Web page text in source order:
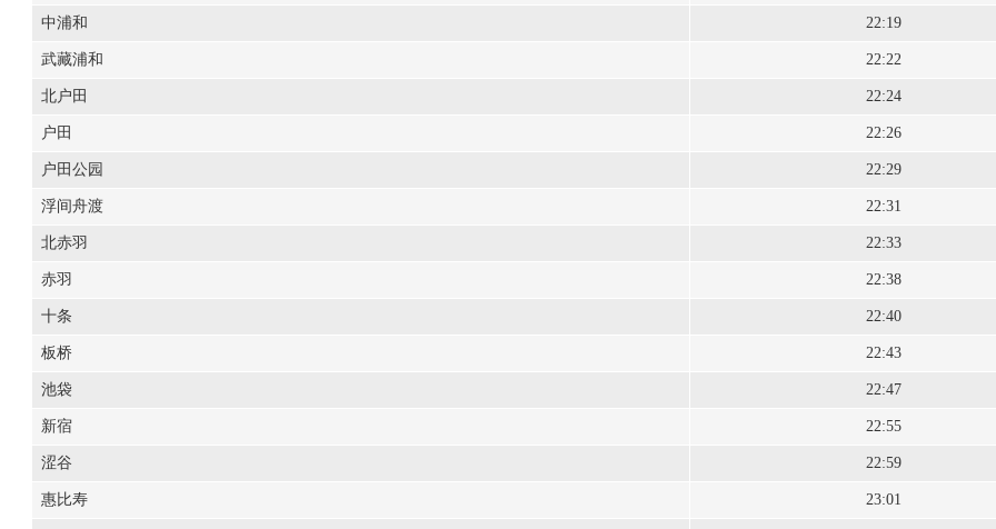
中浦和 22:19
武藏浦和 22:22
北户田 22:24
户田 22:26
户田公园 22:29
浮间舟渡 22:31
北赤羽 22:33
赤羽 22:38
十条 22:40
板桥 22:43
池袋 22:47
新宿 22:55
涩谷 22:59
惠比寿 23:01